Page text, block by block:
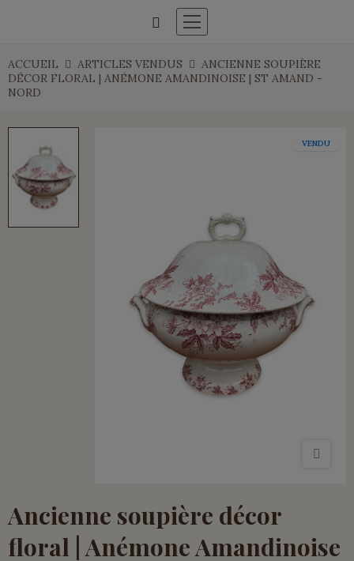
ACCUEIL ARTICLES VENDUS
ANCIENNE SOUPIÈRE
DÉCOR FLORAL | ANÉMONE AMANDINOISE | ST AMAND -
NORD
VENDU
Ancienne soupière décor
floral | Anémone Amandinoise